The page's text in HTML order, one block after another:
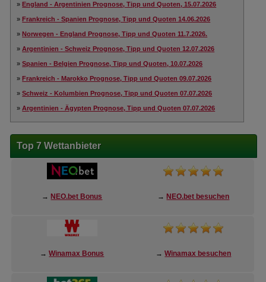
»England - Argentinien Prognose, Tipp und Quoten, 15.07.2026
»Frankreich - Spanien Prognose, Tipp und Quoten 14.06.2026
»Norwegen - England Prognose, Tipp und Quoten 11.7.2026.
»Argentinien - Schweiz Prognose, Tipp und Quoten 12.07.2026
»Spanien - Belgien Prognose, Tipp und Quoten, 10.07.2026
»Frankreich - Marokko Prognose, Tipp und Quoten 09.07.2026
»Schweiz - Kolumbien Prognose, Tipp und Quoten 07.07.2026
»Argentinien - Ägypten Prognose, Tipp und Quoten 07.07.2026
Top 7 Wettanbieter
→ NEO.bet Bonus → NEO.bet besuchen
→Winamax Bonus →Winamax besuchen